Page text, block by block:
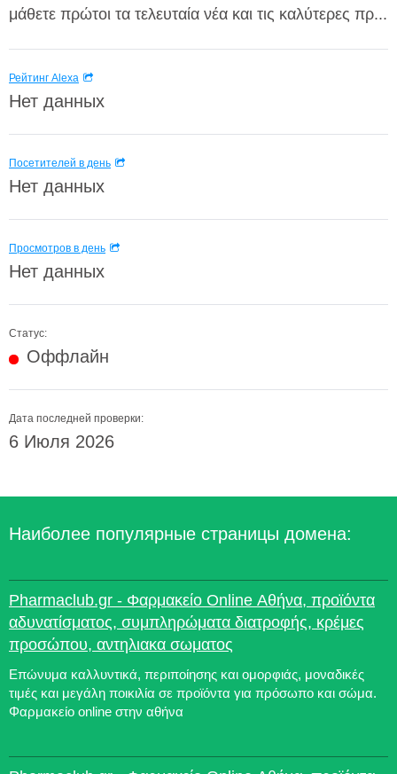
μάθετε πρώτοι τα τελευταία νέα και τις καλύτερες πρ...
Рейтинг Alexa
Нет данных
Посетителей в день
Нет данных
Просмотров в день
Нет данных
Статус:
Оффлайн
Дата последней проверки:
6 Июля 2026
Наиболее популярные страницы домена:
Pharmaclub.gr - Φαρμακείο Online Αθήνα, προϊόντα
αδυνατίσματος, συμπληρώματα διατροφής, κρέμες
προσώπου, αντηλιακα σωματος
Επώνυμα καλλυντικά, περιποίησης και ομορφιάς, μοναδικές
τιμές και μεγάλη ποικιλία σε προϊόντα για πρόσωπο και σώμα.
Φαρμακείο online στην αθήνα